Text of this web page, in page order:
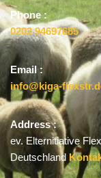
Phone :
0202 94697685
Email :
info@kiga-
Address :
ev. Elternitiative
Deutschland